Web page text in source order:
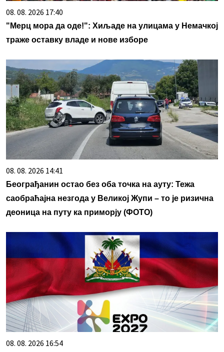
08. 08. 2026 17:40
"Мерц мора да оде!": Хиљаде на улицама у Немачкој
траже оставку владе и нове изборе
08. 08. 2026 14:41
Београђанин остао без оба точка на ауту: Тежа
саобраћајна незгода у Великој Жупи – то је ризична
деоница на путу ка приморју (ФОТО)
08. 08. 2026 16:54